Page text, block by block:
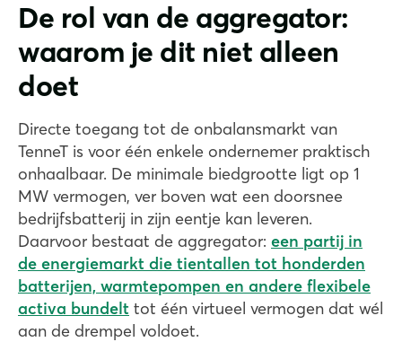
De rol van de aggregator:
waarom je dit niet alleen
doet
Directe toegang tot de onbalansmarkt van
TenneT is voor één enkele ondernemer praktisch
onhaalbaar. De minimale biedgrootte ligt op 1
MW vermogen, ver boven wat een doorsnee
bedrijfsbatterij in zijn eentje kan leveren.
Daarvoor bestaat de aggregator: een partij in
de energiemarkt die tientallen tot honderden
batterijen, warmtepompen en andere flexibele
activa bundelt tot één virtueel vermogen dat wél
aan de drempel voldoet.